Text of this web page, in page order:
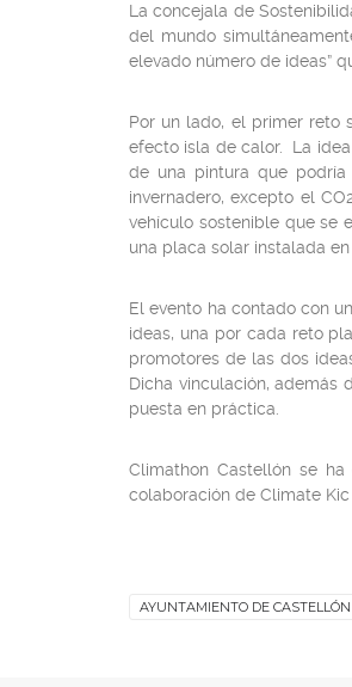
La concejala de
del mundo
elevado número de ideas”
Por un lado, el primer reto
efecto isla de calor. La
de una pintura que
invernadero, excepto el
vehículo sostenible que se
una placa solar instalada en
El evento ha contado con
ideas, una por cada reto
promotores de las dos
Dicha vinculación, además
puesta en práctica.
Climathon Castellón se
colaboración de Climate
AYUNTAMIENTO DE CASTELLÓN